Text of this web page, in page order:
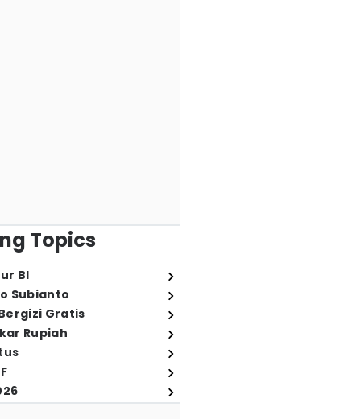
Topics
BI
Subianto
Gratis
Rupiah